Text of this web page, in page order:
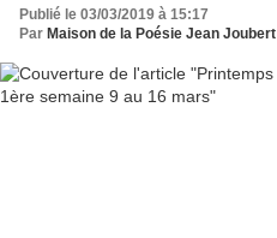
Publié le 03/03/2019 à 15:17
Par Maison de la Poésie Jean Joubert